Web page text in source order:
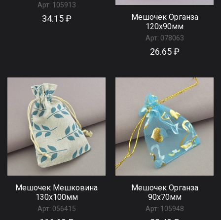
Арт: 105913
34.15 ₽
Мешочек Органза
120x90мм
Арт: 078063
26.65 ₽
Мешочек Мешковина
130x100мм
Арт: 056415
Мешочек Органза
90x70мм
Арт: 105948